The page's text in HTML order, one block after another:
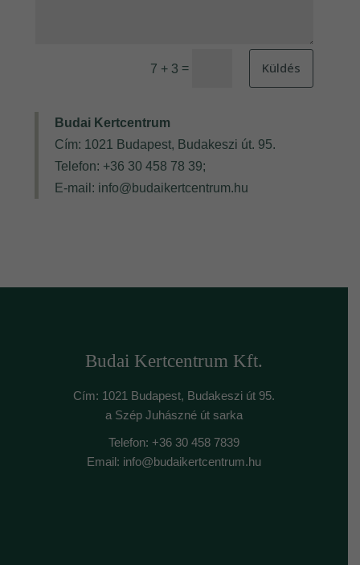
7 + 3 = Küldés
Budai Kertcentrum
Cím: 1021 Budapest, Budakeszi út. 95.
Telefon: +36 30 458 78 39;
E-mail: info@budaikertcentrum.hu
Budai Kertcentrum Kft.
Cím: 1021 Budapest, Budakeszi út 95.
a Szép Juhászné út sarka
Telefon: +36 30 458 7839
Email: info@budaikertcentrum.hu